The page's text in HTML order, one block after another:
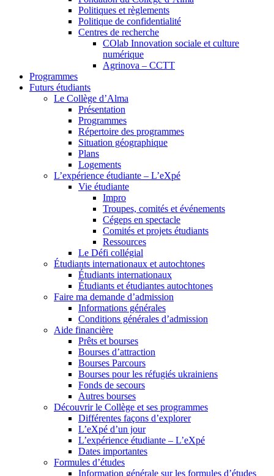
Politiques et règlements
Politique de confidentialité
Centres de recherche
COlab Innovation sociale et culture
numérique
Agrinova – CCTT
Programmes
Futurs étudiants
Le Collège d’Alma
Présentation
Programmes
Répertoire des programmes
Situation géographique
Plans
Logements
L’expérience étudiante – L’eXpé
Vie étudiante
Impro
Troupes, comités et événements
Cégeps en spectacle
Comités et projets étudiants
Ressources
Le Défi collégial
Étudiants internationaux et autochtones
Étudiants internationaux
Étudiants et étudiantes autochtones
Faire ma demande d’admission
Informations générales
Conditions générales d’admission
Aide financière
Prêts et bourses
Bourses d’attraction
Bourses Parcours
Bourses pour les réfugiés ukrainiens
Fonds de secours
Autres bourses
Découvrir le Collège et ses programmes
Différentes façons d’explorer
L’eXpé d’un jour
L’expérience étudiante – L’eXpé
Dates importantes
Formules d’études
Information générale sur les formules d’études